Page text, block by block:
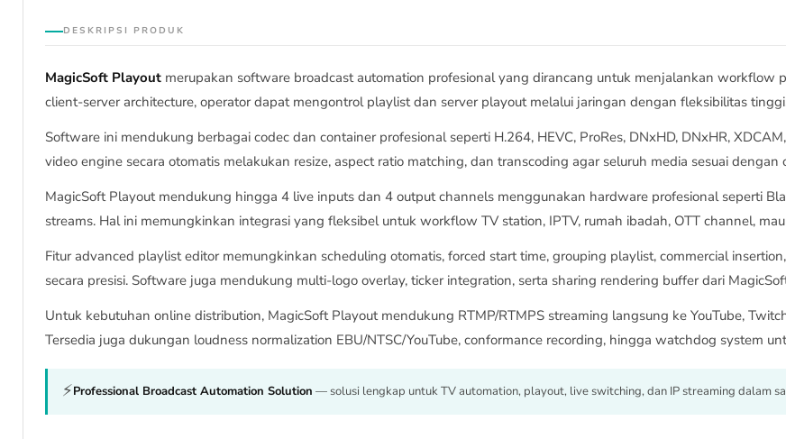
DESKRIPSI PRODUK
MagicSoft Playout merupakan software broadcast automation profesional yang dirancang untuk menjalankan workflow
client-server architecture, operator dapat mengontrol playlist dan server playout melalui jaringan dengan fleksibilitas
Software ini mendukung berbagai codec dan container profesional seperti H.264, HEVC, ProRes, DNxHD, DNxHR,
video engine secara otomatis melakukan resize, aspect ratio matching, dan transcoding agar seluruh media sesuai dengan
MagicSoft Playout mendukung hingga 4 live inputs dan 4 output channels menggunakan hardware profesional seperti
streams. Hal ini memungkinkan integrasi yang fleksibel untuk workflow TV station, IPTV, rumah ibadah, OTT channel,
Fitur advanced playlist editor memungkinkan scheduling otomatis, forced start time, grouping playlist, commercial
secara presisi. Software juga mendukung multi-logo overlay, ticker integration, serta sharing rendering buffer dari
Untuk kebutuhan online distribution, MagicSoft Playout mendukung RTMP/RTMPS streaming langsung ke YouTube,
Tersedia juga dukungan loudness normalization EBU/NTSC/YouTube, conformance recording, hingga watchdog system
⚡Professional Broadcast Automation Solution — solusi lengkap untuk TV automation, playout, live switching, dan IP streaming dalam